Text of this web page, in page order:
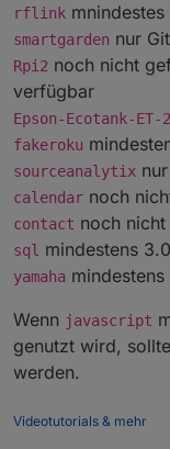
rflink mnindestes
smartgarden nur
Rpi2 noch nicht
verfügbar
Epson-Ecotank-ET-
fakeroku
sourceanalytix
calendar noch
contact noch
sql mindestens
yamaha
Wenn javascript
genutzt wird,
werden.
Videotutorials & mehr